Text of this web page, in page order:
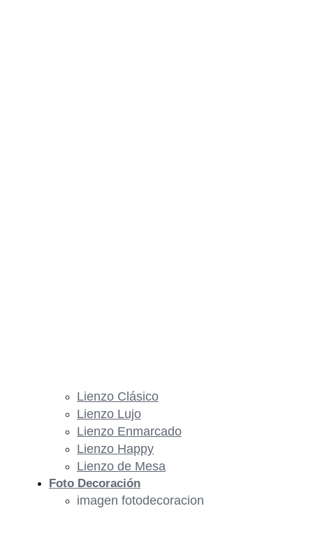
Lienzo Clásico
Lienzo Lujo
Lienzo Enmarcado
Lienzo Happy
Lienzo de Mesa
Foto Decoración
imagen fotodecoracion